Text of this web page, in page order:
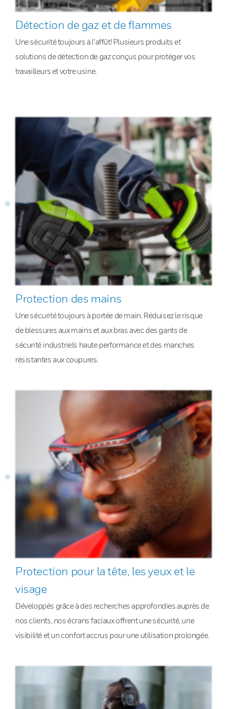
Détection de gaz et de flammes
Une sécurité toujours à l’affût! Plusieurs produits et
solutions de détection de gaz conçus pour protéger vos
travailleurs et votre usine.
Protection des mains
Une sécurité toujours à portée de main. Réduisez le risque
de blessures aux mains et aux bras avec des gants de
sécurité industriels haute performance et des manches
résistantes aux coupures.
Protection pour la tête, les yeux et le
visage
Développés grâce à des recherches approfondies auprès de
nos clients, nos écrans faciaux offrent une sécurité, une
visibilité et un confort accrus pour une utilisation prolongée.